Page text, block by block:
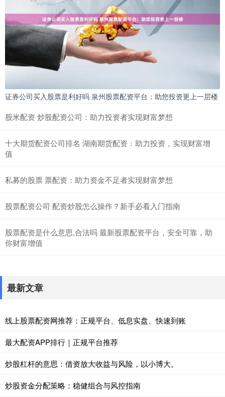
证券公司买入股票是利好吗 泉州股票配资平台：助您投资更上一层楼
股米配资 炒股配资公司：助力投资者实现财富梦想
十大期货配资公司排名 湖南期货配资：助力投资，实现财富增
值
私募的股票 票配资：助力资金不足者实现财富梦想
股票配资公司 配资炒股怎么操作？新手必看入门指南
股票配资是什么意思,合法吗 最新股票配资平台，安全可靠，助
你财富增值
最新文章
线上股票配资网推荐：正规平台、低息实盘、快速到账
最大配资APP排行｜正规平台推荐
炒股杠杆的意思：借资放大收益与风险，以小博大。
炒股资金分配策略：稳健组合与风控指南